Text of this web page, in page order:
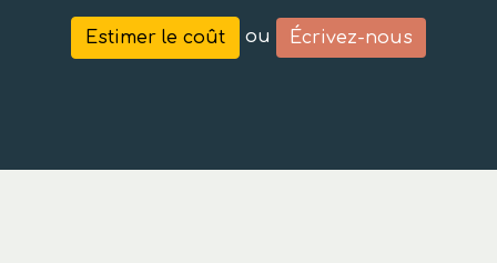
Estimer le coût ou Écrivez-nous